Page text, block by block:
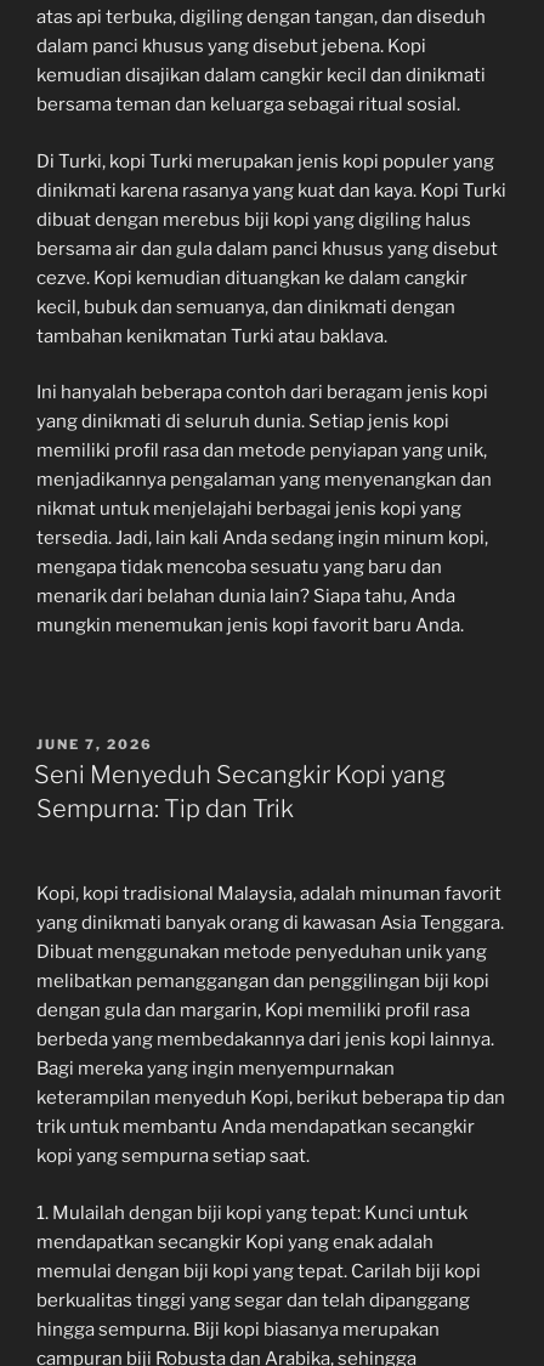
atas api terbuka, digiling dengan tangan, dan diseduh
dalam panci khusus yang disebut jebena. Kopi
kemudian disajikan dalam cangkir kecil dan dinikmati
bersama teman dan keluarga sebagai ritual sosial.
Di Turki, kopi Turki merupakan jenis kopi populer yang
dinikmati karena rasanya yang kuat dan kaya. Kopi Turki
dibuat dengan merebus biji kopi yang digiling halus
bersama air dan gula dalam panci khusus yang disebut
cezve. Kopi kemudian dituangkan ke dalam cangkir
kecil, bubuk dan semuanya, dan dinikmati dengan
tambahan kenikmatan Turki atau baklava.
Ini hanyalah beberapa contoh dari beragam jenis kopi
yang dinikmati di seluruh dunia. Setiap jenis kopi
memiliki profil rasa dan metode penyiapan yang unik,
menjadikannya pengalaman yang menyenangkan dan
nikmat untuk menjelajahi berbagai jenis kopi yang
tersedia. Jadi, lain kali Anda sedang ingin minum kopi,
mengapa tidak mencoba sesuatu yang baru dan
menarik dari belahan dunia lain? Siapa tahu, Anda
mungkin menemukan jenis kopi favorit baru Anda.
POSTED
ON
JUNE 7, 2026
Seni Menyeduh Secangkir Kopi yang
Sempurna: Tip dan Trik
Kopi, kopi tradisional Malaysia, adalah minuman favorit
yang dinikmati banyak orang di kawasan Asia Tenggara.
Dibuat menggunakan metode penyeduhan unik yang
melibatkan pemanggangan dan penggilingan biji kopi
dengan gula dan margarin, Kopi memiliki profil rasa
berbeda yang membedakannya dari jenis kopi lainnya.
Bagi mereka yang ingin menyempurnakan
keterampilan menyeduh Kopi, berikut beberapa tip dan
trik untuk membantu Anda mendapatkan secangkir
kopi yang sempurna setiap saat.
1. Mulailah dengan biji kopi yang tepat: Kunci untuk
mendapatkan secangkir Kopi yang enak adalah
memulai dengan biji kopi yang tepat. Carilah biji kopi
berkualitas tinggi yang segar dan telah dipanggang
hingga sempurna. Biji kopi biasanya merupakan
campuran biji Robusta dan Arabika, sehingga